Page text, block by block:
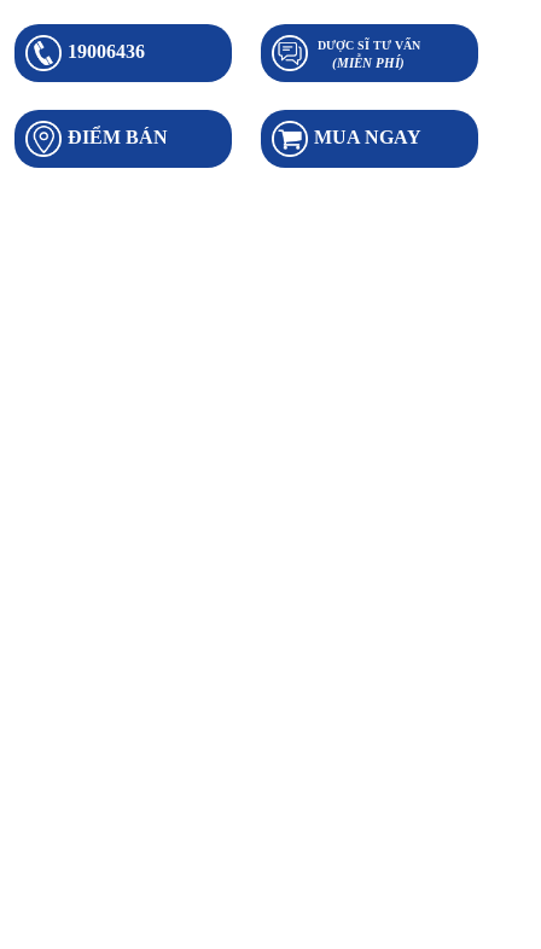
19006436 DƯỢC SĨ TƯ VẤN
(MIỄN PHÍ)
ĐIỂM BÁN MUA NGAY